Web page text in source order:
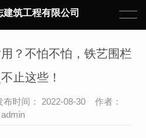
筑工程有限公司
？不怕不怕，铁艺围栏
止这些！
时间： 2022-08-30 作者：
admin